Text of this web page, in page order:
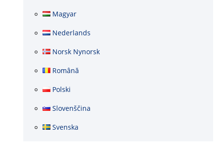
Magyar
Nederlands
Norsk Nynorsk
Română
Polski
Slovenščina
Svenska